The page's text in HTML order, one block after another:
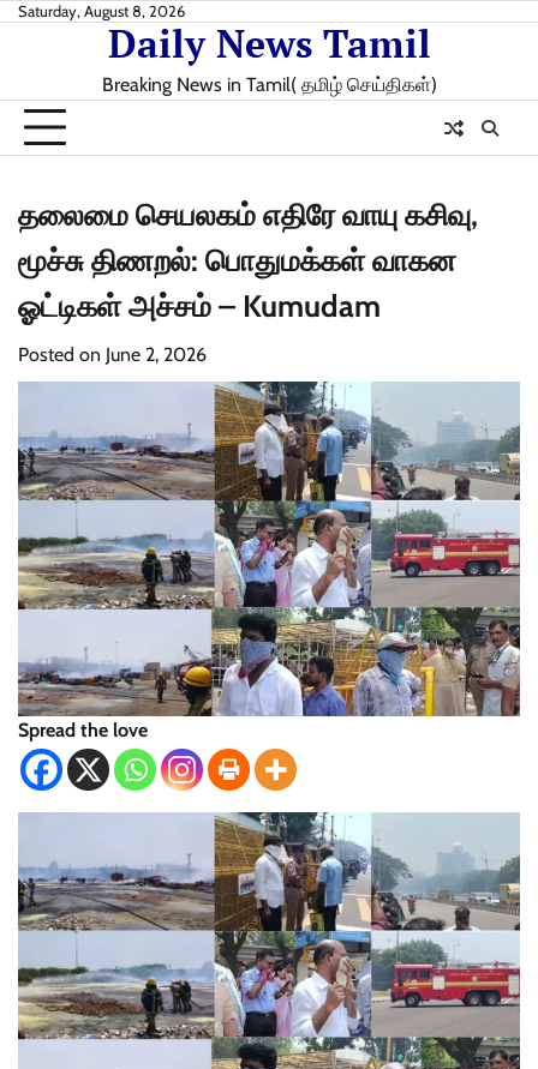
SkipSaturday, August 8, 2026
Daily News Tamil
Breaking News in Tamil( தமிழ் செய்திகள்)
தலைமை செயலகம் எதிரே வாயு கசிவு,
மூச்சு திணறல்: பொதுமக்கள் வாகன
ஓட்டிகள் அச்சம் – Kumudam
Posted on June 2, 2026
Spread the love